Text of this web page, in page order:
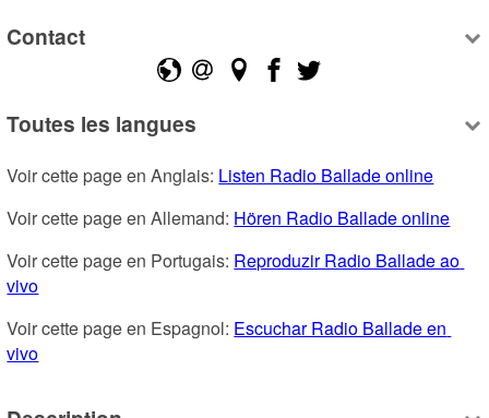
Contact
Toutes les langues
Voir cette page en Anglais: Listen Radio Ballade online
Voir cette page en Allemand: Hören Radio Ballade online
Voir cette page en Portugais: Reproduzir Radio Ballade ao
vivo
Voir cette page en Espagnol: Escuchar Radio Ballade en
vivo